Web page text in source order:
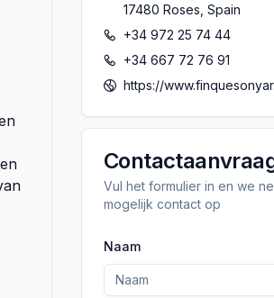
17480 Roses Spain
+34 972 25 74 44
+34 667 72 76 91
https://
Vul het formulier in en we
mogelijk contact op
Naam